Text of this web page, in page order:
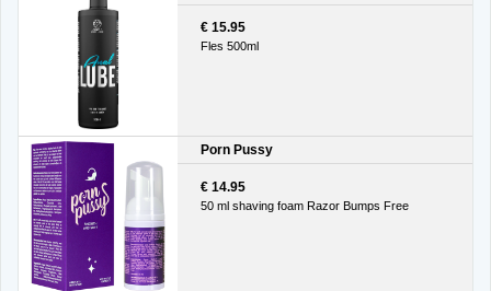
€ 15.95
Fles 500ml
Porn Pussy
€ 14.95
50 ml shaving foam Razor Bumps Free